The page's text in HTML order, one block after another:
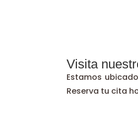
Visita
Estamos
Reserva tu cita